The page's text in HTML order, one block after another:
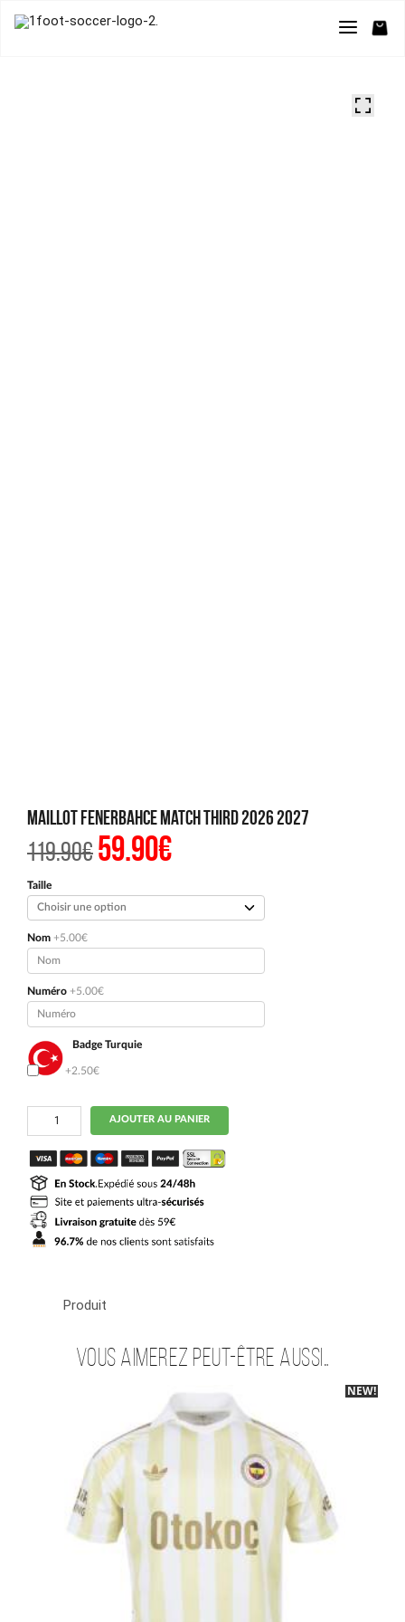
Maillot Fenerbahce Match Third 2026 2027
119.90€Le
prix
était :
119.90€.
59.90€Le
prix
est :
59.90€.
Taille
Nom +5.00€
Numéro +5.00€
Badge Turquie
Oui +2.50€
quantité
Maillot
Fenerbahce
Match
Third
2026
2027
AJOUTER AU PANIER
Produit
Vous aimerez peut-être aussi…
-40%
NEW!